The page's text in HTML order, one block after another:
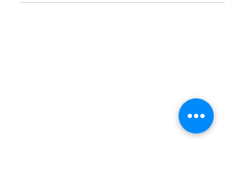
Schwab hat demnach seine “Jünger” fest im